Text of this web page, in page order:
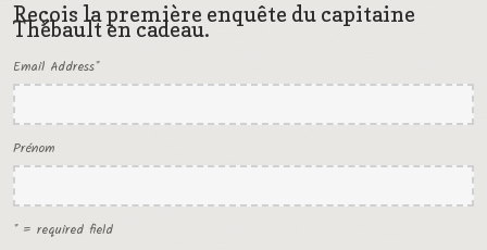
Reçois la première enquête du capitaine
Thébault en cadeau.
Email Address*
Prénom
* = required field